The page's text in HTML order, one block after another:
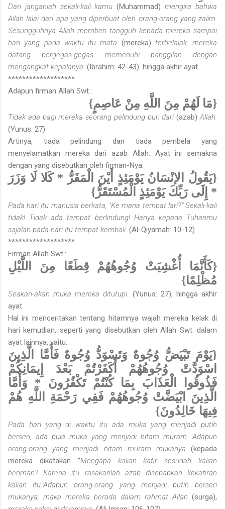
Dan janganlah sekali-kali kamu(Muhammad)mengira bahwa
Allah lalai dari apa yang diperbuat oleh orang-orang yang zalim.
Sesungguhnya Allah memberi tangguh kepada mereka sampai
hari yang pada waktu itu mata (mereka) terbelalak, mereka
datang bergegas-gegas memenuhi panggilan dengan
mengangkat kepalanya. (Ibrahim: 42-43). hingga akhir ayat.
*******************
Adapun firman Allah Swt.:
{مَا لَهُمْ مِنَ اللَّهِ مِنْ عَاصِمٍ}
Tidak ada bagi mereka seorang pelindung pun dari(azab)Allah.
(Yunus: 27)
Artinya, tiada pelindung dan tiada pembela yang
menyelamatkan mereka dari azab Allah. Ayat ini semakna
dengan yang disebutkan oleh firman-Nya:
{يَقُولُ الإنْسَانُ يَوْمَئِذٍ أَيْنَ الْمَفَرُّ * كَلا لَا وَزَرَ
* إِلَى رَبِّكَ يَوْمَئِذٍ الْمُسْتَقَرُّ}
Pada hari itu manusia berkata, "Ke mana tempat lari?” Sekali-kali
tidak! Tidak ada tempat berlindung! Hanya kepada Tuhanmu
sajalah pada hari itu tempat kembali. (Al-Qiyamah: 10-12)
*******************
Firman Allah Swt.:
{كَأَنَّمَا أُغْشِيَتْ وُجُوهُهُمْ قِطَعًا مِنَ اللَّيْلِ
مُظْلِمًا}
Seakan-akan muka mereka ditutupi. (Yunus: 27), hingga akhir
ayat.
Hal ini menceritakan tentang hitamnya wajah mereka kelak di
hari kemudian, seperti yang disebutkan oleh Allah Swt. dalam
ayat lainnya, yaitu:
{يَوْمَ تَبْيَضُّ وُجُوهٌ وَتَسْوَدُّ وُجُوهٌ فَأَمَّا الَّذِينَ
اسْوَدَّتْ وُجُوهُهُمْ أَكَفَرْتُمْ بَعْدَ إِيمَانِكُمْ
فَذُوقُوا الْعَذَابَ بِمَا كُنْتُمْ تَكْفُرُونَ * وَأَمَّا
الَّذِينَ ابْيَضَّتْ وُجُوهُهُمْ فَفِي رَحْمَةِ اللَّهِ هُمْ
فِيهَا خَالِدُونَ}
Pada hari yang di waktu itu ada muka yang menjadi putih
berseri, ada pula muka yang menjadi hitam muram. Adapun
orang-orang yang menjadi hitam muram mukanya (kepada
mereka dikatakan ”Mengapa kalian kafir sesudah kalian
beriman? Karena itu rasakanlah azab disebabkan kekafiran
kalian itu.”Adapun orang-orang yang menjadi putih berseri
mukanya, maka mereka berada dalam rahmat Allah (surga),